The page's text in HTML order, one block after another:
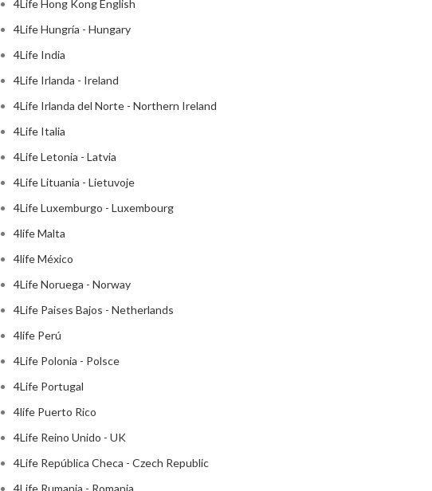
4Life Hong Kong English
4Life Hungría - Hungary
4Life India
4Life Irlanda - Ireland
4Life Irlanda del Norte - Northern Ireland
4Life Italia
4Life Letonia - Latvia
4Life Lituania - Lietuvoje
4Life Luxemburgo - Luxembourg
4life Malta
4life México
4Life Noruega - Norway
4Life Paises Bajos - Netherlands
4life Perú
4Life Polonia - Polsce
4Life Portugal
4life Puerto Rico
4Life Reino Unido - UK
4Life República Checa - Czech Republic
4Life Rumania - Romania